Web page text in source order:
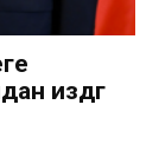
издөөгө